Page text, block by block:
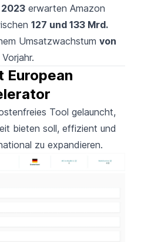
erwarten Amazon
127 und 133 Mrd.
Umsatzwachstum von
European
Tool gelauncht,
bieten soll, effizient und
zu expandieren.